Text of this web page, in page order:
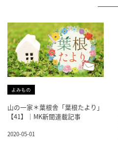
よみもの
山の一家＊葉根舎「葉根たより」
【41】｜MK新聞連載記事
2020-05-01